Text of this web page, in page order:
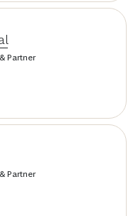
Partner
Partner